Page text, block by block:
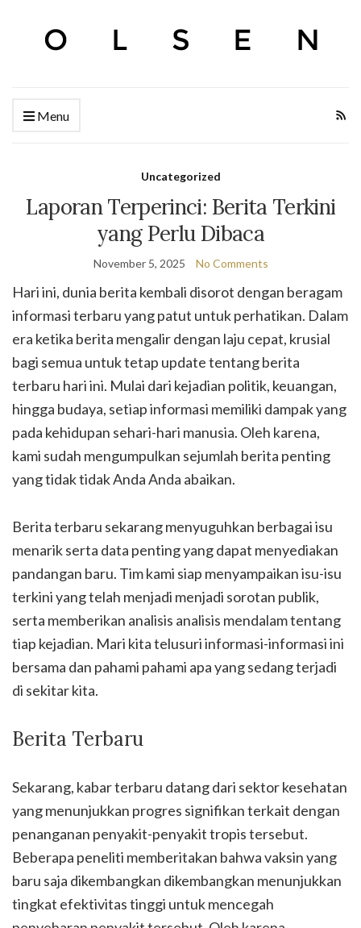
Menu
Uncategorized
Laporan Terperinci: Berita Terkini
yang Perlu Dibaca
November 5, 2025 No Comments
Hari ini, dunia berita kembali disorot dengan beragam
informasi terbaru yang patut untuk perhatikan. Dalam
era ketika berita mengalir dengan laju cepat, krusial
bagi semua untuk tetap update tentang berita
terbaru hari ini. Mulai dari kejadian politik, keuangan,
hingga budaya, setiap informasi memiliki dampak yang
pada kehidupan sehari-hari manusia. Oleh karena,
kami sudah mengumpulkan sejumlah berita penting
yang tidak tidak Anda Anda abaikan.
Berita terbaru sekarang menyuguhkan berbagai isu
menarik serta data penting yang dapat menyediakan
pandangan baru. Tim kami siap menyampaikan isu-isu
terkini yang telah menjadi menjadi sorotan publik,
serta memberikan analisis analisis mendalam tentang
tiap kejadian. Mari kita telusuri informasi-informasi ini
bersama dan pahami pahami apa yang sedang terjadi
di sekitar kita.
Berita Terbaru
Sekarang, kabar terbaru datang dari sektor kesehatan
yang menunjukkan progres signifikan terkait dengan
penanganan penyakit-penyakit tropis tersebut.
Beberapa peneliti memberitakan bahwa vaksin yang
baru saja dikembangkan dikembangkan menunjukkan
tingkat efektivitas tinggi untuk mencegah